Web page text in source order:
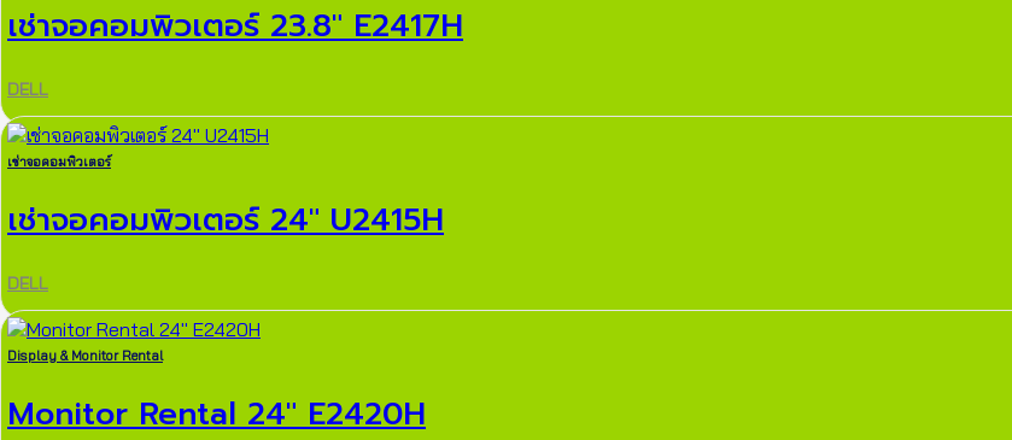
เช่าจอคอมพิวเตอร์ 23.8″ E2417H
DELL
เช่าจอคอมพิวเตอร์
เช่าจอคอมพิวเตอร์ 24″ U2415H
DELL
Display & Monitor Rental
Monitor Rental 24″ E2420H